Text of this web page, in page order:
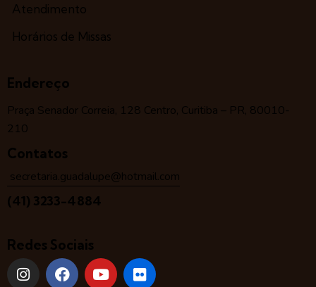
Atendimento
Horários de Missas
Endereço
Praça Senador Correia, 128 Centro, Curitiba – PR, 80010-
210
Contatos
secretaria.guadalupe@hotmail.com
(41) 3233-4884
Redes Sociais